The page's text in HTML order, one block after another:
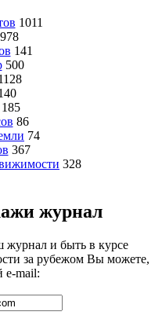
1011
141
500
185
86
74
367
328
журнал
и быть в курсе
за рубежом Вы можете,
e-mail: